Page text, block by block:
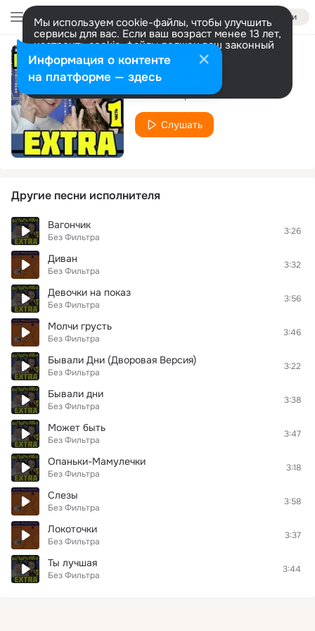
Войти
Мы используем cookie-файлы, чтобы улучшить
сервисы для вас. Если ваш возраст менее 13 лет,
настроить cookie-файлы должен ваш законный
представитель. Больше информации
Разрешить все Настроить
ОГОНЬКИ
Без Фильтра
Слушать
Другие песни исполнителя
Вагончик
Без Фильтра
3:26
Диван
Без Фильтра
3:32
Девочки на показ
Без Фильтра
3:56
Молчи грусть
Без Фильтра
3:46
Бывали Дни (Дворовая Версия)
Без Фильтра
3:22
Бывали дни
Без Фильтра
3:38
Может быть
Без Фильтра
3:47
Опаньки-Мамулечки
Без Фильтра
3:18
Слезы
Без Фильтра
3:58
Локоточки
Без Фильтра
3:37
Ты лучшая
Без Фильтра
3:44
Информация о контенте
на платформе — здесь